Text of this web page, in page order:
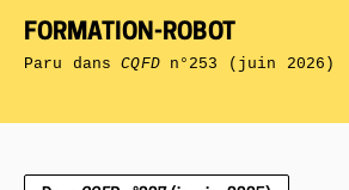
FORMATION-ROBOT
Paru dansCQFDn°253 (juin 2026)